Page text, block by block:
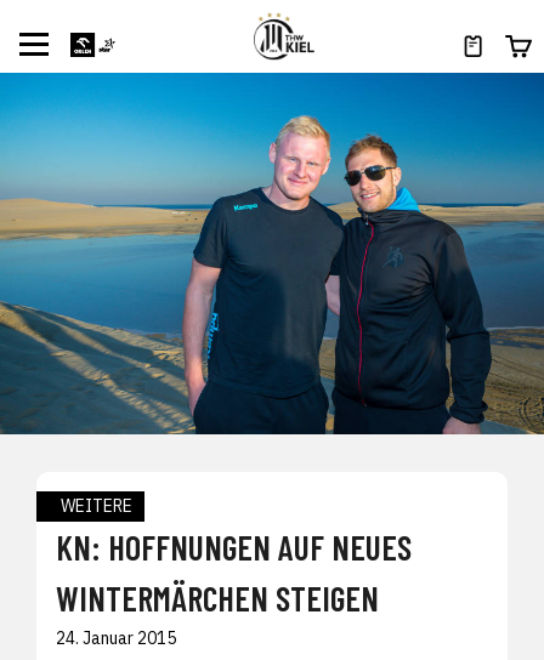
WEITERE
KN: HOFFNUNGEN AUF NEUES
WINTERMÄRCHEN STEIGEN
24. Januar 2015